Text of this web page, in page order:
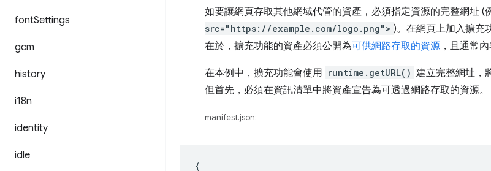
fontSettings
gcm
history
i18n
identity
idle
如要讓網頁存取其他網域代管的資產，必須指定資源的完整網址 (
src="https://example.com/logo.png"> )。在網頁上加入擴充
在於，擴充功能的資產必須公開為可供網路存取的資源 ，且通常
在本例中，擴充功能會使用 runtime.getURL() 建立完整網址，
但首先，必須在資訊清單中將資產宣告為可透過網路存取的資源。
manifest.json:
{